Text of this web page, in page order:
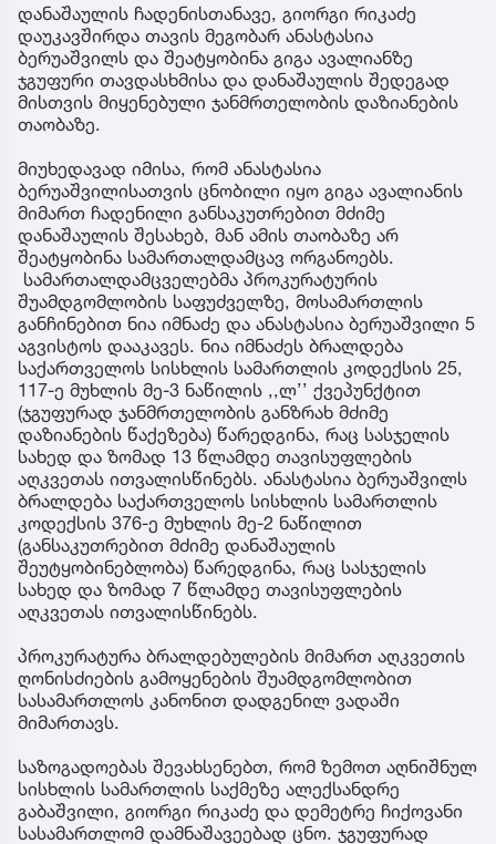
დანაშაულის ჩადენისთანავე, გიორგი რიკაძე
დაუკავშირდა თავის მეგობარ ანასტასია
ბერუაშვილს და შეატყობინა გიგა ავალიანზე
ჯგუფური თავდასხმისა და დანაშაულის შედეგად
მისთვის მიყენებული ჯანმრთელობის დაზიანების
თაობაზე.
მიუხედავად იმისა, რომ ანასტასია
ბერუაშვილისათვის ცნობილი იყო გიგა ავალიანის
მიმართ ჩადენილი განსაკუთრებით მძიმე
დანაშაულის შესახებ, მან ამის თაობაზე არ
შეატყობინა სამართალდამცავ ორგანოებს.
სამართალდამცველებმა პროკურატურის
შუამდგომლობის საფუძველზე, მოსამართლის
განჩინებით ნია იმნაძე და ანასტასია ბერუაშვილი 5
აგვისტოს დააკავეს. ნია იმნაძეს ბრალდება
საქართველოს სისხლის სამართლის კოდექსის 25,
117-ე მუხლის მე-3 ნაწილის ,,ლ’’ ქვეპუნქტით
(ჯგუფურად ჯანმრთელობის განზრახ მძიმე
დაზიანების წაქეზება) წარედგინა, რაც სასჯელის
სახედ და ზომად 13 წლამდე თავისუფლების
აღკვეთას ითვალისწინებს. ანასტასია ბერუაშვილს
ბრალდება საქართველოს სისხლის სამართლის
კოდექსის 376-ე მუხლის მე-2 ნაწილით
(განსაკუთრებით მძიმე დანაშაულის
შეუტყობინებლობა) წარედგინა, რაც სასჯელის
სახედ და ზომად 7 წლამდე თავისუფლების
აღკვეთას ითვალისწინებს.
პროკურატურა ბრალდებულების მიმართ აღკვეთის
ღონისძიების გამოყენების შუამდგომლობით
სასამართლოს კანონით დადგენილ ვადაში
მიმართავს.
საზოგადოებას შევახსენებთ, რომ ზემოთ აღნიშნულ
სისხლის სამართლის საქმეზე ალექსანდრე
გაბაშვილი, გიორგი რიკაძე და დემეტრე ჩიქოვანი
სასამართლომ დამნაშავეებად ცნო. ჯგუფურად